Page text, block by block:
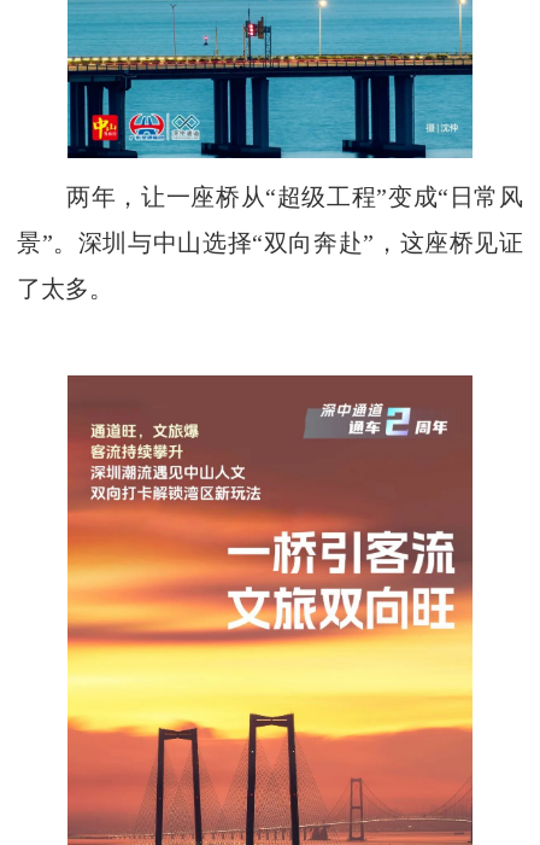
两年，让一座桥从“超级工程”变成“日常风
景”。深圳与中山选择“双向奔赴”，这座桥见证
了太多。